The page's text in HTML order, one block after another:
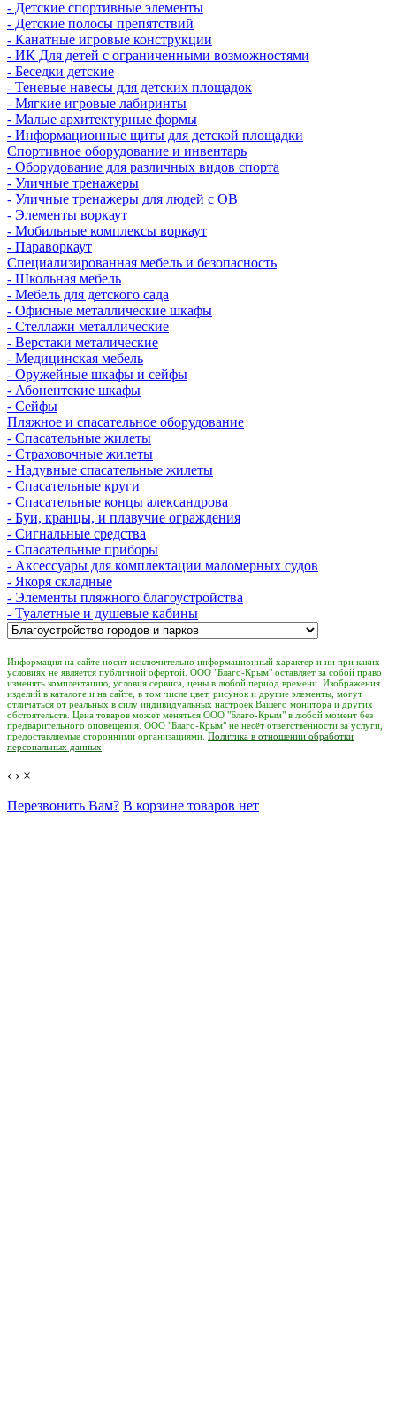
- Детские спортивные элементы
- Детские полосы препятствий
- Канатные игровые конструкции
- ИК Для детей с ограниченными возможностями
- Беседки детские
- Теневые навесы для детских площадок
- Мягкие игровые лабиринты
- Малые архитектурные формы
- Информационные щиты для детской площадки
Спортивное оборудование и инвентарь
- Оборудование для различных видов спорта
- Уличные тренажеры
- Уличные тренажеры для людей с ОВ
- Элементы воркаут
- Мобильные комплексы воркаут
- Параворкаут
Cпециализированная мебель и безопасность
- Школьная мебель
- Мебель для детского сада
- Офисные металлические шкафы
- Стеллажи металлические
- Верстаки металические
- Медицинская мебель
- Оружейные шкафы и сейфы
- Абонентские шкафы
- Сейфы
Пляжное и спасательное оборудование
- Спасательные жилеты
- Страховочные жилеты
- Надувные спасательные жилеты
- Спасательные круги
- Спасательные концы александрова
- Буи, кранцы, и плавучие ограждения
- Сигнальные средства
- Спасательные приборы
- Аксессуары для комплектации маломерных судов
- Якоря складные
- Элементы пляжного благоустройства
- Туалетные и душевые кабины
Информация на сайте носит исключительно информационный характер и ни при каких
условиях не является публичной офертой. ООО "Благо-Крым" оставляет за собой право
изменять комплектацию, условия сервиса, цены в любой период времени. Изображения
изделий в каталоге и на сайте, в том числе цвет, рисунок и другие элементы, могут
отличаться от реальных в силу индивидуальных настроек Вашего монитора и других
обстоятельств. Цена товаров может меняться ООО "Благо-Крым" в любой момент без
предварительного оповещения. ООО "Благо-Крым" не несёт ответственности за услуги,
предоставляемые сторонними организациями. Политика в отношении обработки
персональных данных
‹ › ×
Перезвонить Вам? В корзине товаров нет